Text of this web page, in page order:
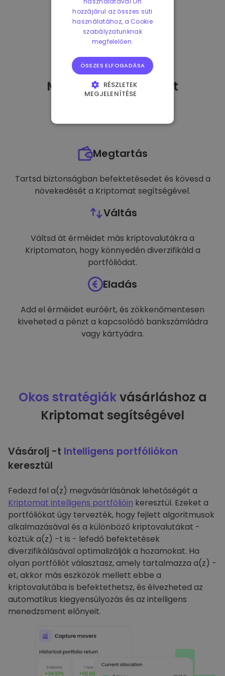
Mit tehetekmiután
-t
Megtartás
Tartsd biztonságban befektetésedet és kövesd a
növekedését a Kriptomat segítségével.
Váltás
Váltsd át érméidet más kriptovalutákra a
Kriptomaton, hogy könnyedén diverzifikáld a
portfóliódat.
Eladás
Add el érméidet euróért, és zökkenőmentesen
kiveheted a pénzt a kapcsolódó bankszámládra
vagy kártyádra.
Okos stratégiákvásárláshoz a
Kriptomat segítségével
Vásárolj -t Intelligens portfóliókon
keresztül
Fedezd fel a(z) megvásárlásának lehetőségét a
Kriptomat intelligens portfólióin keresztül. Ezeket a
portfóliókat úgy tervezték, hogy fejlett algoritmusok
alkalmazásával és a különböző kriptovalutákat -
köztük a(z) -t is - lefedő befektetések
diverzifikálásával optimalizálják a hozamokat. Ha
olyan portfóliót választasz, amely tartalmazza a(z) -
et, akkor más eszközök mellett ebbe a
kriptovalutába is befektethetsz, és élvezheted az
automatikus kiegyensúlyozás és az intelligens
menedzsment előnyeit.
hozzájárul az összes süti
használatához, a Cookie
szabályzatunknak
megfelelően.
ÖSSZES ELFOGADÁSA
RÉSZLETEK
MEGJELENÍTÉSE
CÉLZÁS
FUNKCIONALITÁS